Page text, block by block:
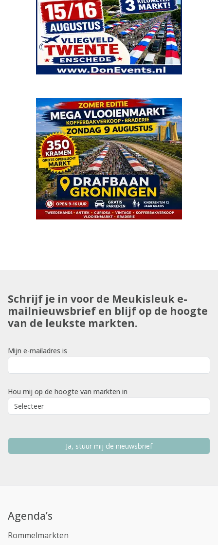
Schrijf je in voor de Meukisleuk e-
mailnieuwsbrief en blijf op de hoogte
van de leukste markten.
Mijn e-mailadres is
Hou mij op de hoogte van markten in
Ja, stuur mij de nieuwsbrief
Agenda’s
Rommelmarkten